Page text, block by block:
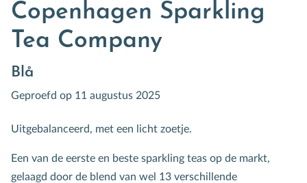
Copenhagen Sparkling
Tea Company
Blå
Geproefd op 11 augustus 2025
Uitgebalanceerd, met een licht zoetje.
Een van de eerste en beste sparkling teas op de markt,
gelaagd door de blend van wel 13 verschillende